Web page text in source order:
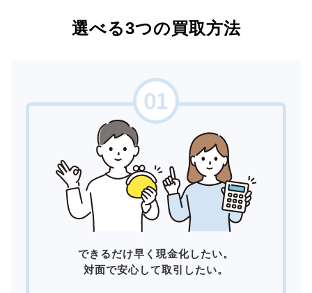
選べる3つの買取方法
できるだけ早く現金化したい。
対面で安心して取引したい。